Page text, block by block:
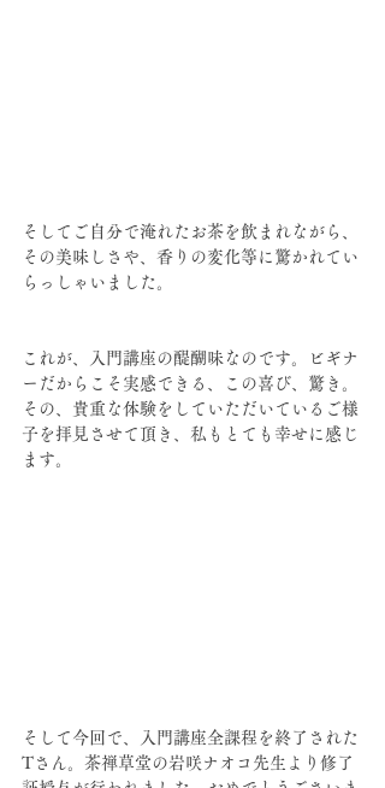
そしてご自分で淹れたお茶を飲まれながら、
その美味しさや、香りの変化等に驚かれてい
らっしゃいました。
これが、入門講座の醍醐味なのです。ビギナ
ーだからこそ実感できる、この喜び、驚き。
その、貴重な体験をしていただいているご様
子を拝見させて頂き、私もとても幸せに感じ
ます。
そして今回で、入門講座全課程を終了された
Tさん。茶禅草堂の岩咲ナオコ先生より修了